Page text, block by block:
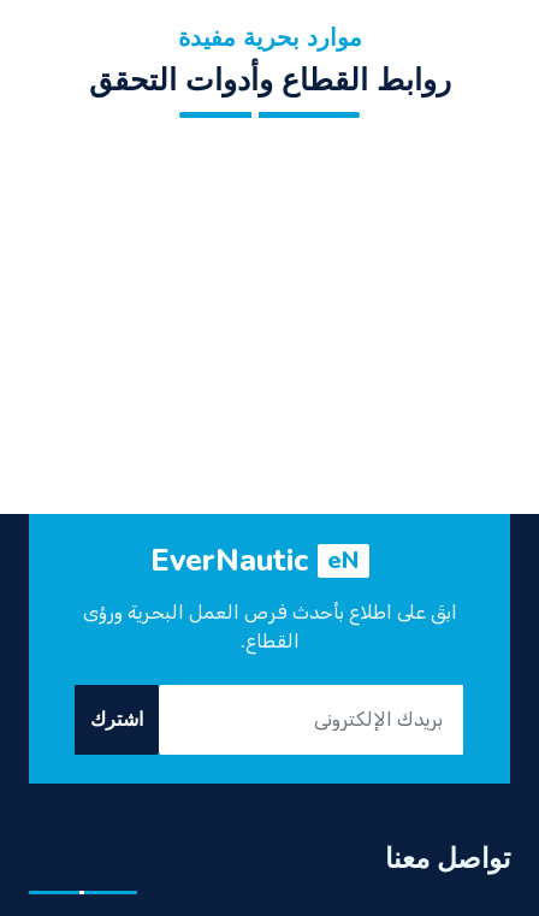
موارد بحرية مفيدة
روابط القطاع وأدوات التحقق
eN
EverNautic
ابقَ على اطلاع بأحدث فرص العمل البحرية ورؤى
القطاع.
اشترك
تواصل معنا